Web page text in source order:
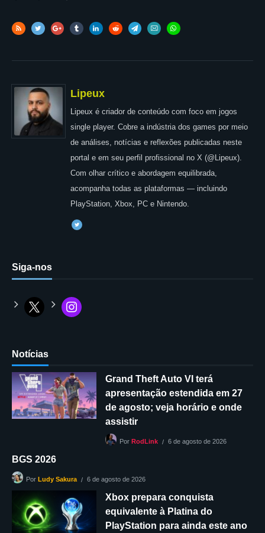
Lipeux
Lipeux é criador de conteúdo com foco em jogos
single player. Cobre a indústria dos games por meio
de análises, notícias e reflexões publicadas neste
portal e em seu perfil profissional no X (@Lipeux).
Com olhar crítico e abordagem equilibrada,
acompanha todas as plataformas — incluindo
PlayStation, Xbox, PC e Nintendo.
Siga-nos
Notícias
Grand Theft Auto VI terá
apresentação estendida em 27
de agosto; veja horário e onde
assistir
Por RodLink 6 de agosto de 2026
BGS 2026
Por Ludy Sakura 6 de agosto de 2026
Xbox prepara conquista
equivalente à Platina do
PlayStation para ainda este ano